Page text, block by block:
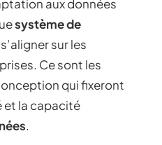
aux données
système de
sur les
Ce sont les
qui fixeront
et la capacité
.